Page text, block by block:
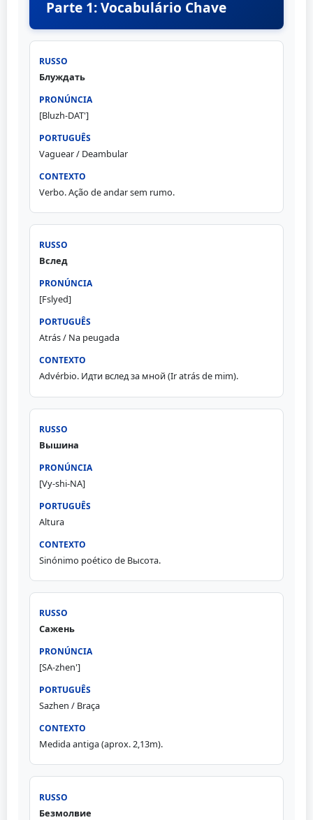
Parte 1: Vocabulário Chave
Блуждать
[Bluzh-DAT']
Vaguear / Deambular
Verbo. Ação de andar sem rumo.
Вслед
[Fslyed]
Atrás / Na peugada
Advérbio. Идти вслед за мной (Ir atrás de mim).
Вышина
[Vy-shi-NA]
Altura
Sinónimo poético de Высота.
Сажень
[SA-zhen']
Sazhen / Braça
Medida antiga (aprox. 2,13m).
Безмолвие